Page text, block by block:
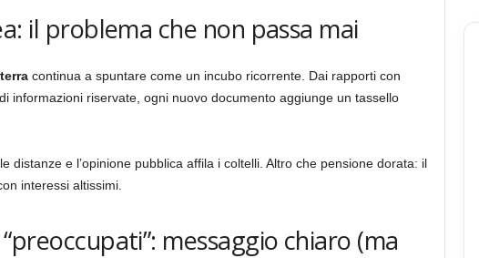
il problema che non passa mai
continua a spuntare come un incubo ricorrente. Dai rapporti con
informazioni riservate, ogni nuovo documento aggiunge un tassello
distanze e l’opinione pubblica affila i coltelli. Altro che pensione dorata: il
interessi altissimi.
messaggio chiaro (ma